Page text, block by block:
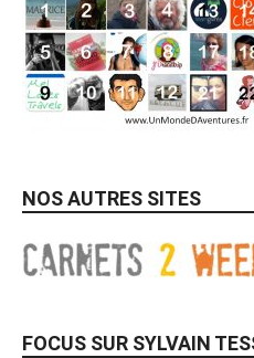
NOS AUTRES SITES
FOCUS SUR SYLVAIN